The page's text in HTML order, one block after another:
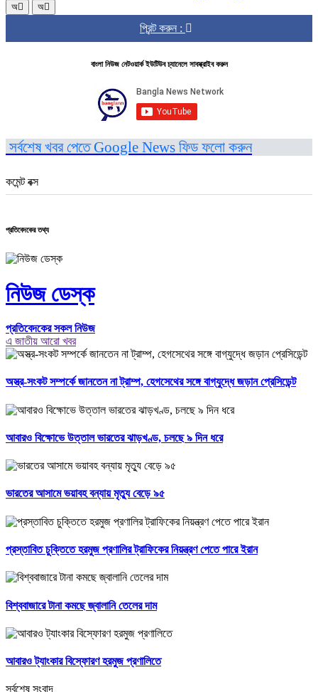
অ অ
প্রিন্ট করুন :
বাংলা নিউজ নেটওয়ার্ক ইউটিউব চ্যানেলে সাবস্ক্রাইব করুন
সর্বশেষ খবর পেতে Google News ফিড ফলো করুন
কমেন্ট বক্স
প্রতিবেদকের তথ্য
নিউজ ডেস্ক
প্রতিবেদকের সকল নিউজ
এ জাতীয় আরো খবর
অস্ত্র-সংকট সম্পর্কে জানতেন না ট্রাম্প, হেগসেথের সঙ্গে বাগ্‌যুদ্ধে জড়ান প্রেসিডেন্ট
আবারও বিক্ষোভে উত্তাল ভারতের ঝাড়খণ্ড, চলছে ৯ দিন ধরে
ভারতের আসামে ভয়াবহ বন্যায় মৃত্যু বেড়ে ৯৫
প্রস্তাবিত চুক্তিতে হরমুজ প্রণালির ট্রাফিকের নিয়ন্ত্রণ পেতে পারে ইরান
বিশ্ববাজারে টানা কমছে জ্বালানি তেলের দাম
আবারও ট্যাংকার বিস্ফোরণ হরমুজ প্রণালিতে
সর্বশেষ সংবাদ